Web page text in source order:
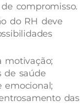
compromisso.
do RH deve
motivação;
de saúde
emocional;
das